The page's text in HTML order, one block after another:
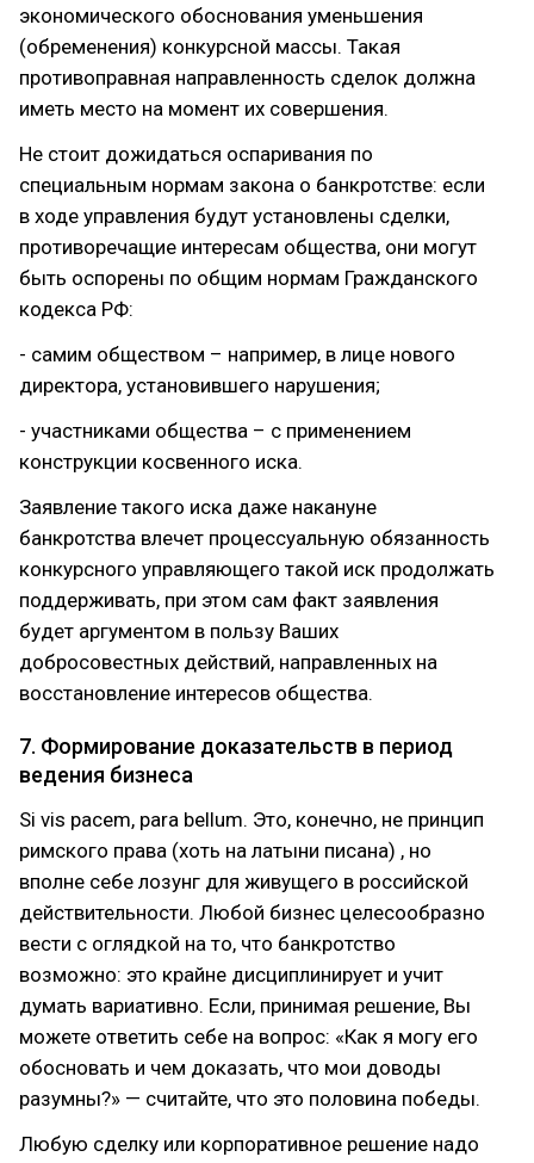
экономического обоснования уменьшения
(обременения) конкурсной массы. Такая
противоправная направленность сделок должна
иметь место на момент их совершения.
Не стоит дожидаться оспаривания по
специальным нормам закона о банкротстве: если
в ходе управления будут установлены сделки,
противоречащие интересам общества, они могут
быть оспорены по общим нормам Гражданского
кодекса РФ:
- самим обществом – например, в лице нового
директора, установившего нарушения;
- участниками общества – с применением
конструкции косвенного иска.
Заявление такого иска даже накануне
банкротства влечет процессуальную обязанность
конкурсного управляющего такой иск продолжать
поддерживать, при этом сам факт заявления
будет аргументом в пользу Ваших
добросовестных действий, направленных на
восстановление интересов общества.
7. Формирование доказательств в период
ведения бизнеса
Si vis pacem, para bellum. Это, конечно, не принцип
римского права (хоть на латыни писана) , но
вполне себе лозунг для живущего в российской
действительности. Любой бизнес целесообразно
вести с оглядкой на то, что банкротство
возможно: это крайне дисциплинирует и учит
думать вариативно. Если, принимая решение, Вы
можете ответить себе на вопрос: «Как я могу его
обосновать и чем доказать, что мои доводы
разумны?» — считайте, что это половина победы.
Любую сделку или корпоративное решение надо